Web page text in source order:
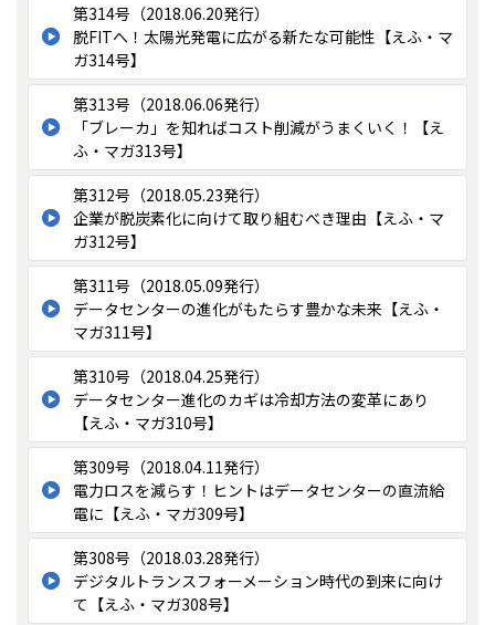
第314号（2018.06.20発行）
脱FITへ！太陽光発電に広がる新たな可能性【えふ・マ
ガ314号】
第313号（2018.06.06発行）
「ブレーカ」を知ればコスト削減がうまくいく！【え
ふ・マガ313号】
第312号（2018.05.23発行）
企業が脱炭素化に向けて取り組むべき理由【えふ・マ
ガ312号】
第311号（2018.05.09発行）
データセンターの進化がもたらす豊かな未来【えふ・
マガ311号】
第310号（2018.04.25発行）
データセンター進化のカギは冷却方法の変革にあり
【えふ・マガ310号】
第309号（2018.04.11発行）
電力ロスを減らす！ヒントはデータセンターの直流給
電に【えふ・マガ309号】
第308号（2018.03.28発行）
デジタルトランスフォーメーション時代の到来に向け
て【えふ・マガ308号】